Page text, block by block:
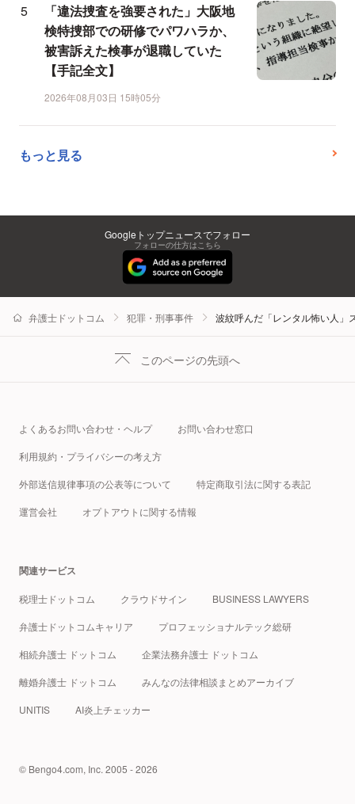
「違法捜査を強要された」大阪地
検特捜部での研修でパワハラか、
被害訴えた検事が退職していた
【手記全文】
2026年08月03日 15時05分
もっと見る
Googleトップニュースでフォロー
フォローの仕方はこちら
弁護士ドットコム 犯罪・刑事事件 波紋呼んだ「レンタル怖い人」
このページの先頭へ
よくあるお問い合わせ・ヘルプ お問い合わせ窓口
利用規約・プライバシーの考え方
外部送信規律事項の公表等について 特定商取引法に関する表記
運営会社 オプトアウトに関する情報
関連サービス
税理士ドットコム クラウドサイン BUSINESS LAWYERS
弁護士ドットコムキャリア プロフェッショナルテック総研
相続弁護士 ドットコム 企業法務弁護士 ドットコム
離婚弁護士 ドットコム みんなの法律相談まとめアーカイブ
UNITIS AI炎上チェッカー
© Bengo4.com, Inc. 2005 - 2026